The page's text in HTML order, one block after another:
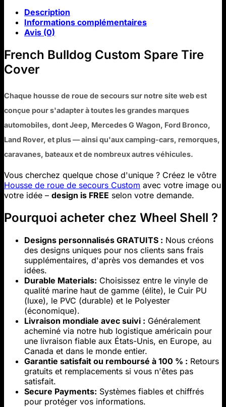
Description
Informations complémentaires
Avis (0)
French Bulldog Custom Spare Tire
Cover
Chaque housse de roue de secours sur notre site web est
conçue pour s'adapter à toutes les grandes marques
automobiles, dont Jeep, Mercedes G Wagon, Ford Bronco,
Land Rover, et plus — ainsi qu'aux camping-cars, remorques,
caravanes, bateaux et de nombreux autres véhicules.
Vous cherchez quelque chose d'unique ? Créez le vôtre
Housse de roue de secours Custom avec votre image ou
votre idée – design is FREE selon votre demande.
Pourquoi acheter chez Wheel Shell ?
Designs personnalisés GRATUITS : Nous créons
des designs uniques pour nos clients sans frais
supplémentaires, d'après vos demandes et vos
idées.
Durable Materials: Choisissez entre le vinyle de
qualité marine haut de gamme (élite), le Cuir PU
(luxe), le PVC (durable) et le Polyester
(économique).
Livraison mondiale avec suivi : Généralement
acheminé via notre hub logistique américain pour
une livraison fiable aux États-Unis, en Europe, au
Canada et dans le monde entier.
Garantie satisfait ou remboursé à 100 % : Retours
gratuits et remplacements si vous n'êtes pas
satisfait.
Secure Payments: Systèmes fiables et chiffrés
pour protéger vos informations.